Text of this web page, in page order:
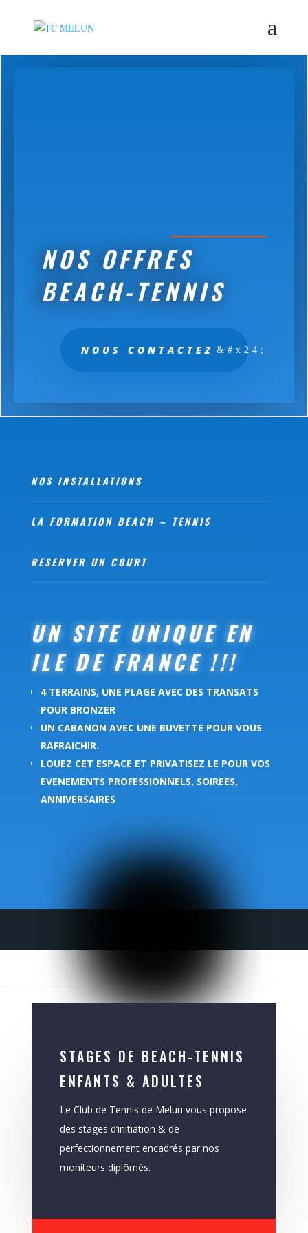
NOS OFFRES
BEACH-TENNIS
NOUS CONTACTEZ
NOS INSTALLATIONS
LA FORMATION BEACH – TENNIS
RESERVER UN COURT
UN SITE UNIQUE EN
ILE DE FRANCE !!!
4 TERRAINS, UNE PLAGE AVEC DES TRANSATS
POUR BRONZER
UN CABANON AVEC UNE BUVETTE POUR VOUS
RAFRAICHIR.
LOUEZ CET ESPACE ET PRIVATISEZ LE POUR VOS
EVENEMENTS PROFESSIONNELS, SOIREES,
ANNIVERSAIRES
STAGES DE BEACH-TENNIS
ENFANTS & ADULTES
Le Club de Tennis de Melun vous propose
des stages d’initiation & de
perfectionnement encadrés par nos
moniteurs diplômés.